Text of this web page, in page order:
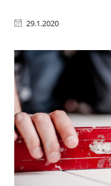
29.1.2020